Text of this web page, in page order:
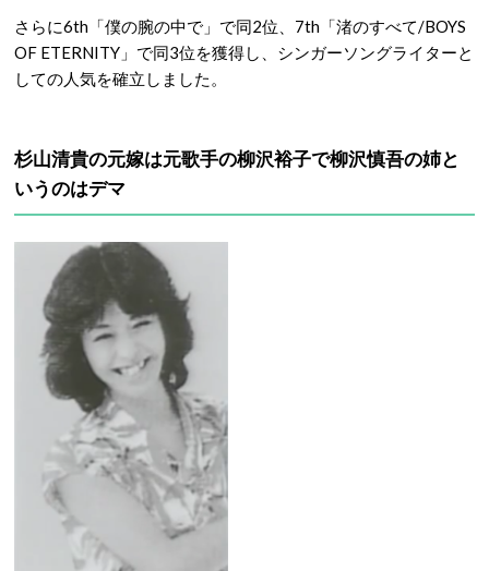
さらに6th「僕の腕の中で」で同2位、7th「渚のすべて/BOYS
OF ETERNITY」で同3位を獲得し、シンガーソングライターと
しての人気を確立しました。
杉山清貴の元嫁は元歌手の柳沢裕子で柳沢慎吾の姉と
いうのはデマ